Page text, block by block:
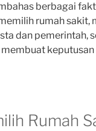
berbagai
rumah sakit,
dan pemerintah,
Rumah